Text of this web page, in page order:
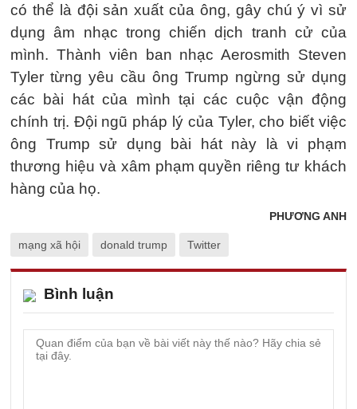
có thể là đội sản xuất của ông, gây chú ý vì sử
dụng âm nhạc trong chiến dịch tranh cử của
mình. Thành viên ban nhạc Aerosmith Steven
Tyler từng yêu cầu ông Trump ngừng sử dụng
các bài hát của mình tại các cuộc vận động
chính trị. Đội ngũ pháp lý của Tyler, cho biết việc
ông Trump sử dụng bài hát này là vi phạm
thương hiệu và xâm phạm quyền riêng tư khách
hàng của họ.
PHƯƠNG ANH
mạng xã hội donald trump Twitter
Bình luận